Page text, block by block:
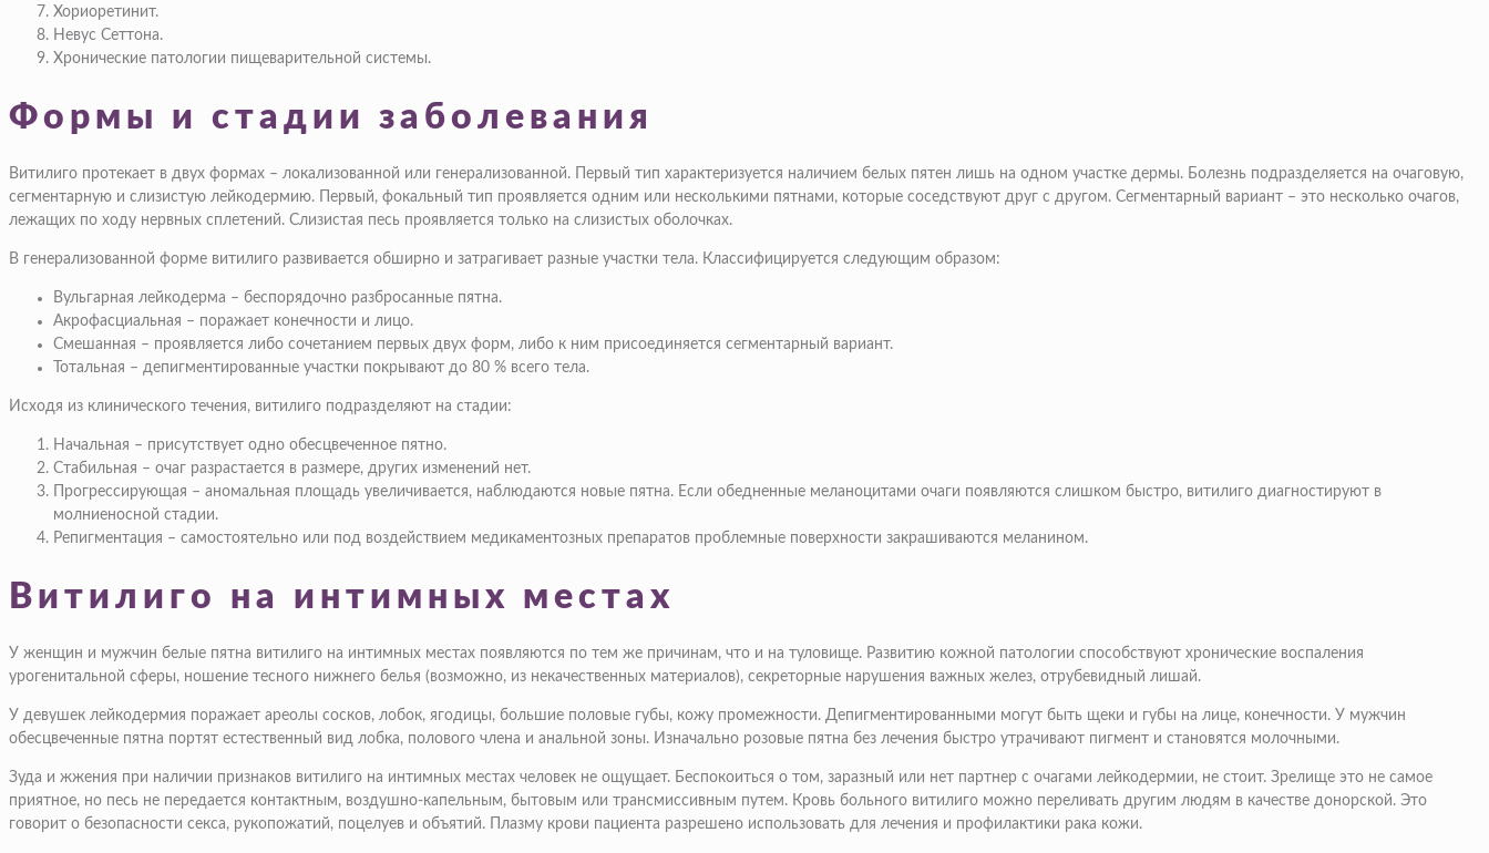
Хориоретинит.
Невус Сеттона.
Хронические патологии пищеварительной системы.
Формы и стадии заболевания
Витилиго протекает в двух формах – локализованной или генерализованной. Первый тип характеризуется наличием белых пятен лишь на одном участке дермы. Болезнь подразделяется на очаговую,
сегментарную и слизистую лейкодермию. Первый, фокальный тип проявляется одним или несколькими пятнами, которые соседствуют друг с другом. Сегментарный вариант – это несколько очагов,
лежащих по ходу нервных сплетений. Слизистая песь проявляется только на слизистых оболочках.
В генерализованной форме витилиго развивается обширно и затрагивает разные участки тела. Классифицируется следующим образом:
Вульгарная лейкодерма – беспорядочно разбросанные пятна.
Акрофасциальная – поражает конечности и лицо.
Смешанная – проявляется либо сочетанием первых двух форм, либо к ним присоединяется сегментарный вариант.
Тотальная – депигментированные участки покрывают до 80 % всего тела.
Исходя из клинического течения, витилиго подразделяют на стадии:
Начальная – присутствует одно обесцвеченное пятно.
Стабильная – очаг разрастается в размере, других изменений нет.
Прогрессирующая – аномальная площадь увеличивается, наблюдаются новые пятна. Если обедненные меланоцитами очаги появляются слишком быстро, витилиго диагностируют в
молниеносной стадии.
Репигментация – самостоятельно или под воздействием медикаментозных препаратов проблемные поверхности закрашиваются меланином.
Витилиго на интимных местах
У женщин и мужчин белые пятна витилиго на интимных местах появляются по тем же причинам, что и на туловище. Развитию кожной патологии способствуют хронические воспаления
урогенитальной сферы, ношение тесного нижнего белья (возможно, из некачественных материалов), секреторные нарушения важных желез, отрубевидный лишай.
У девушек лейкодермия поражает ареолы сосков, лобок, ягодицы, большие половые губы, кожу промежности. Депигментированными могут быть щеки и губы на лице, конечности. У мужчин
обесцвеченные пятна портят естественный вид лобка, полового члена и анальной зоны. Изначально розовые пятна без лечения быстро утрачивают пигмент и становятся молочными.
Зуда и жжения при наличии признаков витилиго на интимных местах человек не ощущает. Беспокоиться о том, заразный или нет партнер с очагами лейкодермии, не стоит. Зрелище это не самое
приятное, но песь не передается контактным, воздушно-капельным, бытовым или трансмиссивным путем. Кровь больного витилиго можно переливать другим людям в качестве донорской. Это
говорит о безопасности секса, рукопожатий, поцелуев и объятий. Плазму крови пациента разрешено использовать для лечения и профилактики рака кожи.